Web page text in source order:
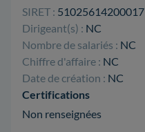
SIRET : 51025614200017
Dirigeant(s) : NC
Nombre de salariés : NC
Chiffre d'affaire : NC
Date de création : NC
Certifications
Non renseignées